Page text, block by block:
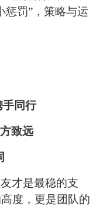
惩罚”，策略与运
手同行
致远
才是最稳的支
度，更是团队的